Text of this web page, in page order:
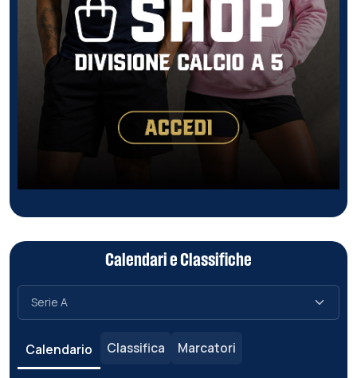
Calendari e Classifiche
Calendario Classifica Marcatori